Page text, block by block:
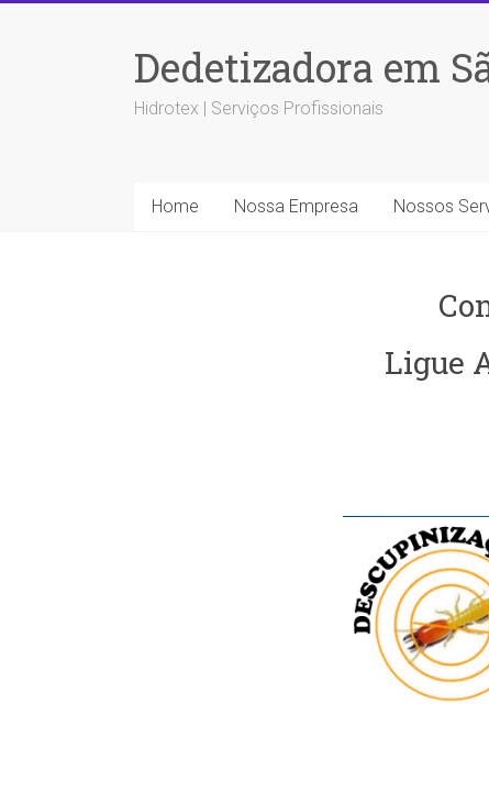
Dedetizadora em
Hidrotex | Serviços Profissionais
Home Nossa Empresa Nossos
Ligue